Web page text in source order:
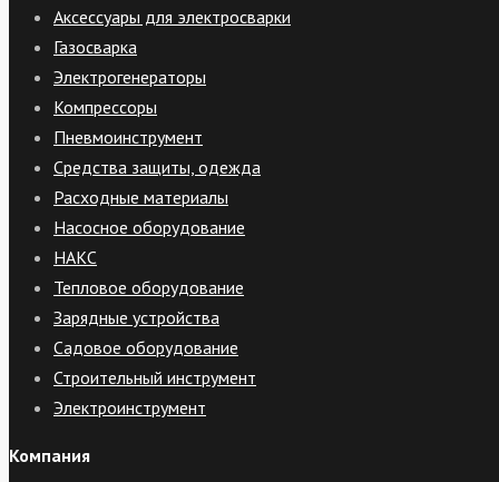
Аксессуары для электросварки
Газосварка
Электрогенераторы
Компрессоры
Пневмоинструмент
Средства защиты, одежда
Расходные материалы
Насосное оборудование
НАКС
Тепловое оборудование
Зарядные устройства
Садовое оборудование
Строительный инструмент
Электроинструмент
Компания